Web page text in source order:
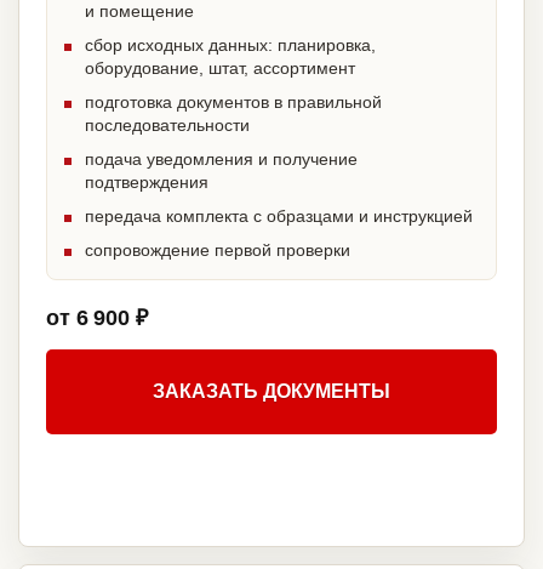
и помещение
сбор исходных данных: планировка,
оборудование, штат, ассортимент
подготовка документов в правильной
последовательности
подача уведомления и получение
подтверждения
передача комплекта с образцами и инструкцией
сопровождение первой проверки
от 6 900 ₽
ЗАКАЗАТЬ ДОКУМЕНТЫ